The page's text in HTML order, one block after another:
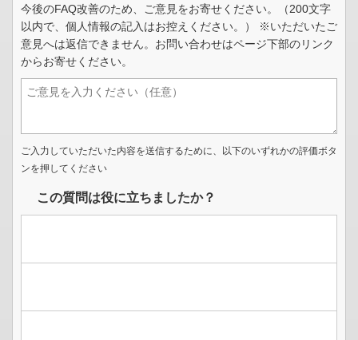
今後のFAQ改善のため、ご意見をお寄せください。（200文字
以内で、個人情報の記入はお控えください。） ※いただいたご
意見へは返信できません。お問い合わせはページ下部のリンク
からお寄せください。
ご入力していただいた内容を送信するために、以下のいずれかの評価ボタ
ンを押してください
この質問は役に立ちましたか？